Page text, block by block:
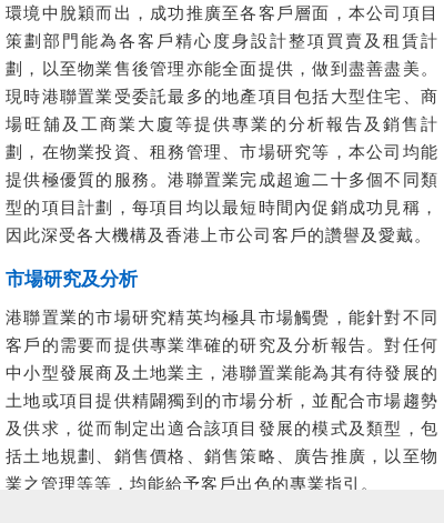
環境中脫穎而出，成功推廣至各客戶層面，本公司項目
策劃部門能為各客戶精心度身設計整項買賣及租賃計
劃，以至物業售後管理亦能全面提供，做到盡善盡美。
現時港聯置業受委託最多的地產項目包括大型住宅、商
場旺舖及工商業大廈等提供專業的分析報告及銷售計
劃，在物業投資、租務管理、市場研究等，本公司均能
提供極優質的服務。港聯置業完成超逾二十多個不同類
型的項目計劃，每項目均以最短時間內促銷成功見稱，
因此深受各大機構及香港上市公司客戶的讚譽及愛戴。
市場研究及分析
港聯置業的市場研究精英均極具市場觸覺，能針對不同
客戶的需要而提供專業準確的研究及分析報告。對任何
中小型發展商及土地業主，港聯置業能為其有待發展的
土地或項目提供精闢獨到的市場分析，並配合市場趨勢
及供求，從而制定出適合該項目發展的模式及類型，包
括土地規劃、銷售價格、銷售策略、廣告推廣，以至物
業之管理等等，均能給予客戶出色的專業指引。